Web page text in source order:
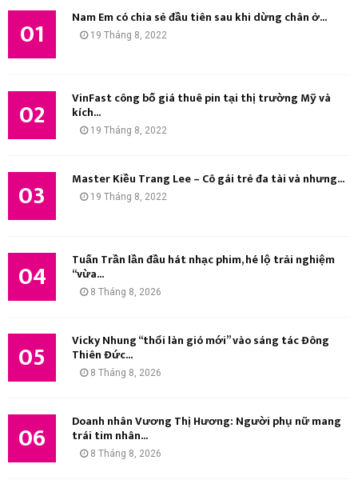
01 Nam Em có chia sẻ đầu tiên sau khi dừng chân ở...
19 Tháng 8, 2022
02 VinFast công bố giá thuê pin tại thị trường Mỹ và
kích...
19 Tháng 8, 2022
03 Master Kiều Trang Lee – Cô gái trẻ đa tài và nhưng...
19 Tháng 8, 2022
04 Tuấn Trần lần đầu hát nhạc phim, hé lộ trải nghiệm
“vừa...
8 Tháng 8, 2026
05 Vicky Nhung “thổi làn gió mới” vào sáng tác Đông
Thiên Đức...
8 Tháng 8, 2026
06 Doanh nhân Vương Thị Hương: Người phụ nữ mang
trái tim nhân...
8 Tháng 8, 2026